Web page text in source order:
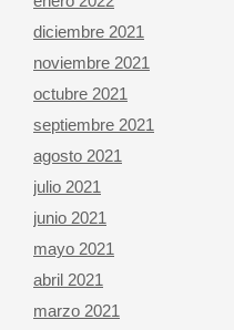
diciembre 2021
noviembre 2021
octubre 2021
septiembre 2021
agosto 2021
julio 2021
junio 2021
mayo 2021
abril 2021
marzo 2021